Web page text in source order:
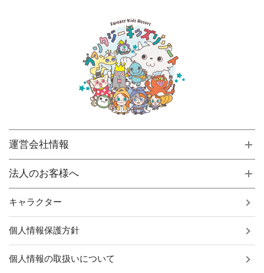
運営会社情報
法人のお客様へ
キャラクター
個人情報保護方針
個人情報の取扱いについて